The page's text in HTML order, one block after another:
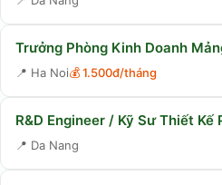
Trưởng Phòng Kinh Doanh
📍 Ha Noi💰1.500đ/tháng
R&D Engineer / Kỹ Sư Thiết
📍 Da Nang